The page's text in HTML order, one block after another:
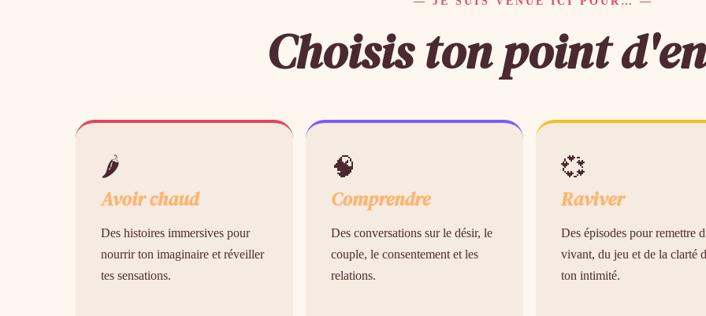
Choisis ton point
🌶
Avoir chaud
Des histoires immersives pour
nourrir ton imaginaire et réveiller
tes sensations.
🧠
Comprendre
Des conversations sur le désir, le
couple, le consentement et les
relations.
💞
Raviver
Des épisodes pour remettre
vivant, du jeu et de la clarté
ton intimité.